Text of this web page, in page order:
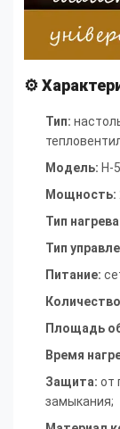
⚙
Тип:
Модель: H-
Мощность:
Тип
Тип
Питание:
Площадь
Время
Защита: от
замыкания;